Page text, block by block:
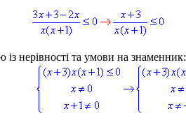
із нерівності та умови на знаменник: